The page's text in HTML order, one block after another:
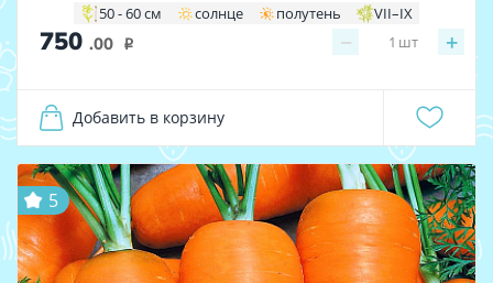
50 - 60 см солнце полутень VII–IХ
750 .00 i − +
1 шт
Добавить в корзину
5